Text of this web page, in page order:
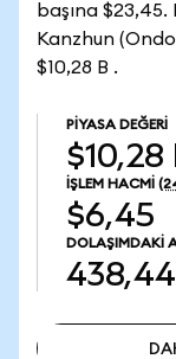
başına
Kanzhun
$10,28 B .
PIYASA DEĞERI
$10,28
İŞLEM HACMI
$6,45
DOLAŞIMDAKI
438,44